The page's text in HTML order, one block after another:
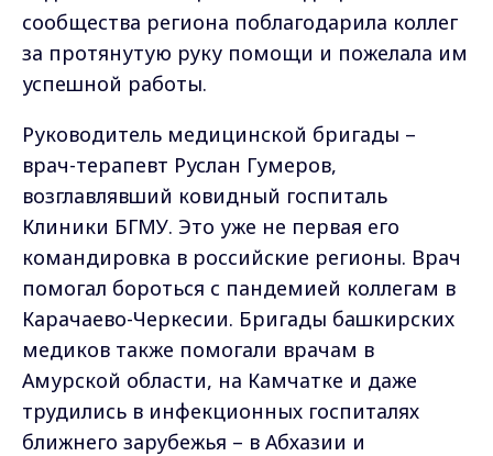
сообщества региона поблагодарила коллег
за протянутую руку помощи и пожелала им
успешной работы.
Руководитель медицинской бригады –
врач-терапевт Руслан Гумеров,
возглавлявший ковидный госпиталь
Клиники БГМУ. Это уже не первая его
командировка в российские регионы. Врач
помогал бороться с пандемией коллегам в
Карачаево-Черкесии. Бригады башкирских
медиков также помогали врачам в
Амурской области, на Камчатке и даже
трудились в инфекционных госпиталях
ближнего зарубежья – в Абхазии и